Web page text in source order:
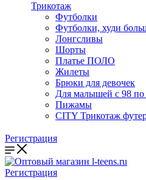
Трикотаж
Футболки
Футболки, худи
Лонгсливы
Шорты
Платье ПОЛО
Жилеты
Брюки для девочек
Для малышей с 98 по
Пижамы
CITY Трикотаж
Регистрация
Регистрация